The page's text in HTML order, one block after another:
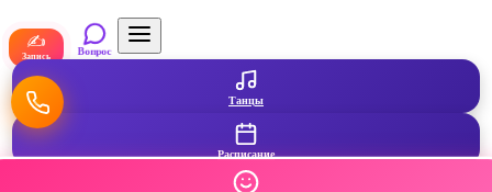
✍
Запись Вопрос
Танцы
Расписание